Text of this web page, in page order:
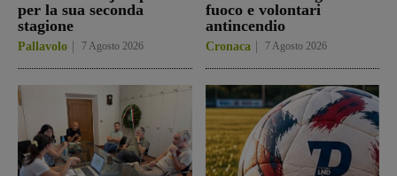
per la sua seconda
stagione
Pallavolo 7 Agosto 2026
fuoco e volontari
antincendio
Cronaca 7 Agosto 2026